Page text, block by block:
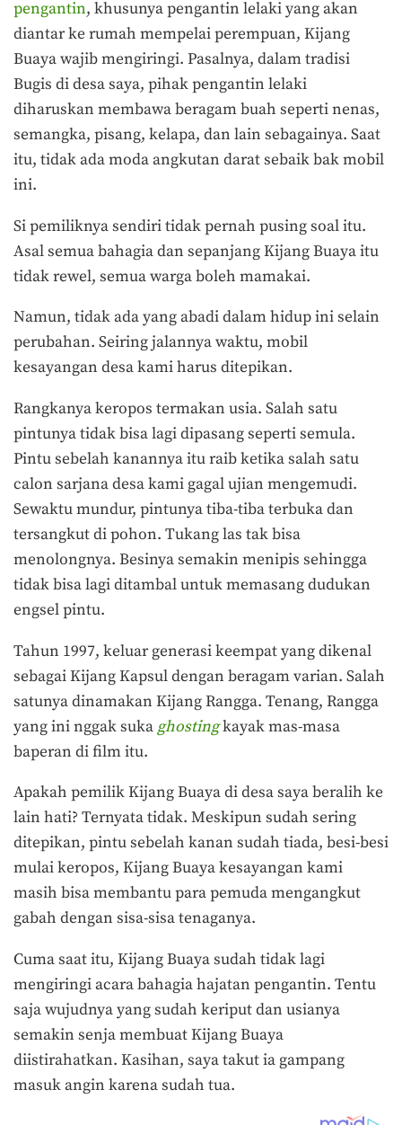
pengantin, khusunya pengantin lelaki yang akan
diantar ke rumah mempelai perempuan, Kijang
Buaya wajib mengiringi. Pasalnya, dalam tradisi
Bugis di desa saya, pihak pengantin lelaki
diharuskan membawa beragam buah seperti nenas,
semangka, pisang, kelapa, dan lain sebagainya. Saat
itu, tidak ada moda angkutan darat sebaik bak mobil
ini.
Si pemiliknya sendiri tidak pernah pusing soal itu.
Asal semua bahagia dan sepanjang Kijang Buaya itu
tidak rewel, semua warga boleh mamakai.
Namun, tidak ada yang abadi dalam hidup ini selain
perubahan. Seiring jalannya waktu, mobil
kesayangan desa kami harus ditepikan.
Rangkanya keropos termakan usia. Salah satu
pintunya tidak bisa lagi dipasang seperti semula.
Pintu sebelah kanannya itu raib ketika salah satu
calon sarjana desa kami gagal ujian mengemudi.
Sewaktu mundur, pintunya tiba-tiba terbuka dan
tersangkut di pohon. Tukang las tak bisa
menolongnya. Besinya semakin menipis sehingga
tidak bisa lagi ditambal untuk memasang dudukan
engsel pintu.
Tahun 1997, keluar generasi keempat yang dikenal
sebagai Kijang Kapsul dengan beragam varian. Salah
satunya dinamakan Kijang Rangga. Tenang, Rangga
yang ini nggak suka ghostingkayak mas-masa
baperan di film itu.
Apakah pemilik Kijang Buaya di desa saya beralih ke
lain hati? Ternyata tidak. Meskipun sudah sering
ditepikan, pintu sebelah kanan sudah tiada, besi-besi
mulai keropos, Kijang Buaya kesayangan kami
masih bisa membantu para pemuda mengangkut
gabah dengan sisa-sisa tenaganya.
Cuma saat itu, Kijang Buaya sudah tidak lagi
mengiringi acara bahagia hajatan pengantin. Tentu
saja wujudnya yang sudah keriput dan usianya
semakin senja membuat Kijang Buaya
diistirahatkan. Kasihan, saya takut ia gampang
masuk angin karena sudah tua.